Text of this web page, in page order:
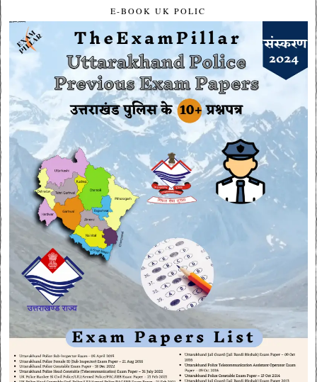
E-BOOK UK POLIC